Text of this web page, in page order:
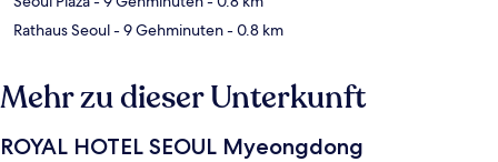
Rathaus Seoul- 9 Gehminuten- 0.8 km
Mehr zu dieser Unterkunft
ROYAL HOTEL SEOUL Myeongdong